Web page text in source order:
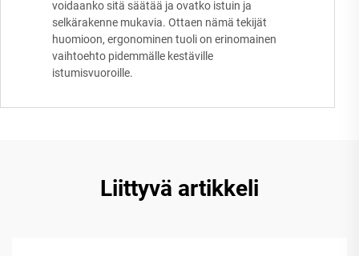
voidaanko sitä säätää ja ovatko istuin ja
selkärakenne mukavia. Ottaen nämä tekijät
huomioon, ergonominen tuoli on erinomainen
vaihtoehto pidemmälle kestäville
istumisvuoroille.
Liittyvä artikkeli